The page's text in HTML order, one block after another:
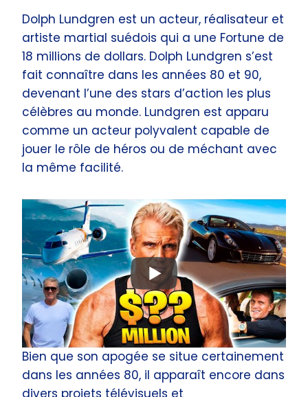
Dolph Lundgren est un acteur, réalisateur et
artiste martial suédois qui a une Fortune de
18 millions de dollars. Dolph Lundgren s’est
fait connaître dans les années 80 et 90,
devenant l’une des stars d’action les plus
célèbres au monde. Lundgren est apparu
comme un acteur polyvalent capable de
jouer le rôle de héros ou de méchant avec
la même facilité.
Bien que son apogée se situe certainement
dans les années 80, il apparaît encore dans
divers projets télévisuels et